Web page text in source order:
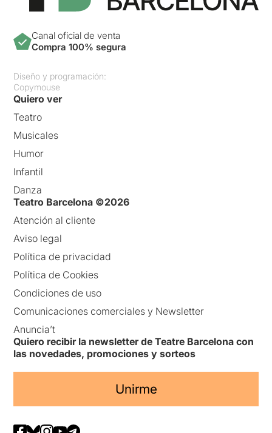
Canal oficial de venta
Compra 100% segura
Diseño y programación:
Copymouse
Quiero ver
Teatro
Musicales
Humor
Infantil
Danza
Teatro Barcelona ©2026
Atención al cliente
Aviso legal
Política de privacidad
Política de Cookies
Condiciones de uso
Comunicaciones comerciales y Newsletter
Anuncia’t
Quiero recibir la newsletter de Teatre Barcelona con
las novedades, promociones y sorteos
Unirme